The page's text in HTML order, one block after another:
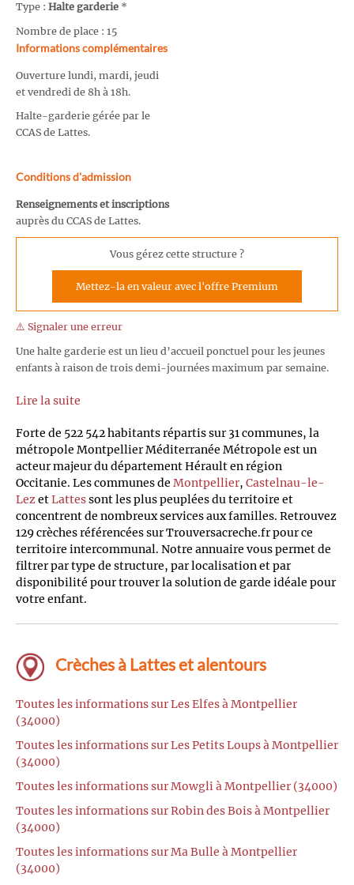
Type : Halte garderie *
Nombre de place : 15
Informations complémentaires
Ouverture lundi, mardi, jeudi
et vendredi de 8h à 18h.
Halte-garderie gérée par le
CCAS de Lattes.
Conditions d'admission
Renseignements et inscriptions
auprès du CCAS de Lattes.
Vous gérez cette structure ?
Mettez-la en valeur avec l'offre Premium
⚠️ Signaler une erreur
Une halte garderie est un lieu d’accueil ponctuel pour les jeunes
enfants à raison de trois demi-journées maximum par semaine.
Lire la suite
Forte de 522 542 habitants répartis sur 31 communes, la
métropole Montpellier Méditerranée Métropole est un
acteur majeur du département Hérault en région
Occitanie. Les communes de Montpellier, Castelnau-le-
LezetLattessont les plus peuplées du territoire et
concentrent de nombreux services aux familles. Retrouvez
129 crèches référencées sur Trouversacreche.fr pour ce
territoire intercommunal. Notre annuaire vous permet de
filtrer par type de structure, par localisation et par
disponibilité pour trouver la solution de garde idéale pour
votre enfant.
Crèches à Lattes et alentours
Toutes les informations sur Les Elfes à Montpellier
(34000)
Toutes les informations sur Les Petits Loups à Montpellier
(34000)
Toutes les informations sur Mowgli à Montpellier (34000)
Toutes les informations sur Robin des Bois à Montpellier
(34000)
Toutes les informations sur Ma Bulle à Montpellier
(34000)